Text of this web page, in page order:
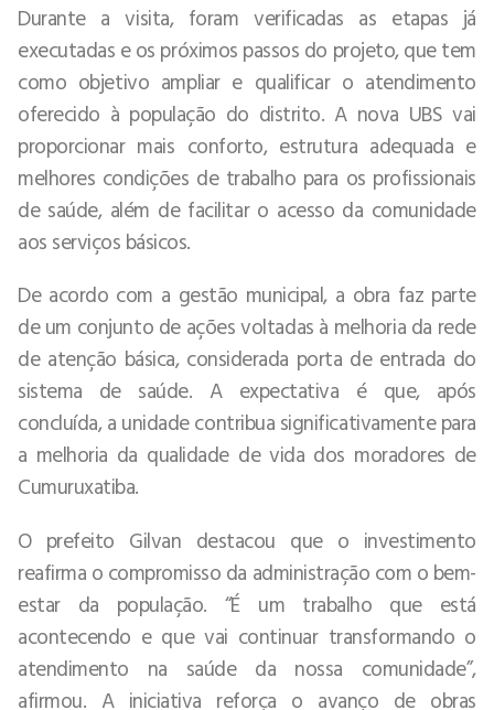
Durante a visita, foram verificadas as etapas já
executadas e os próximos passos do projeto, que tem
como objetivo ampliar e qualificar o atendimento
oferecido à população do distrito. A nova UBS vai
proporcionar mais conforto, estrutura adequada e
melhores condições de trabalho para os profissionais
de saúde, além de facilitar o acesso da comunidade
aos serviços básicos.
De acordo com a gestão municipal, a obra faz parte
de um conjunto de ações voltadas à melhoria da rede
de atenção básica, considerada porta de entrada do
sistema de saúde. A expectativa é que, após
concluída, a unidade contribua significativamente para
a melhoria da qualidade de vida dos moradores de
Cumuruxatiba.
O prefeito Gilvan destacou que o investimento
reafirma o compromisso da administração com o bem-
estar da população. “É um trabalho que está
acontecendo e que vai continuar transformando o
atendimento na saúde da nossa comunidade”,
afirmou. A iniciativa reforça o avanço de obras